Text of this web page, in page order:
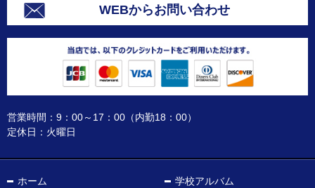
WEBからお問い合わせ
営業時間：9：00～17：00（内勤18：00）
定休日：火曜日
ホーム 学校アルバム